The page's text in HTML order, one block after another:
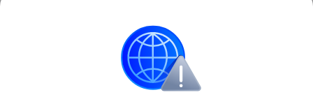
Контент недоступен